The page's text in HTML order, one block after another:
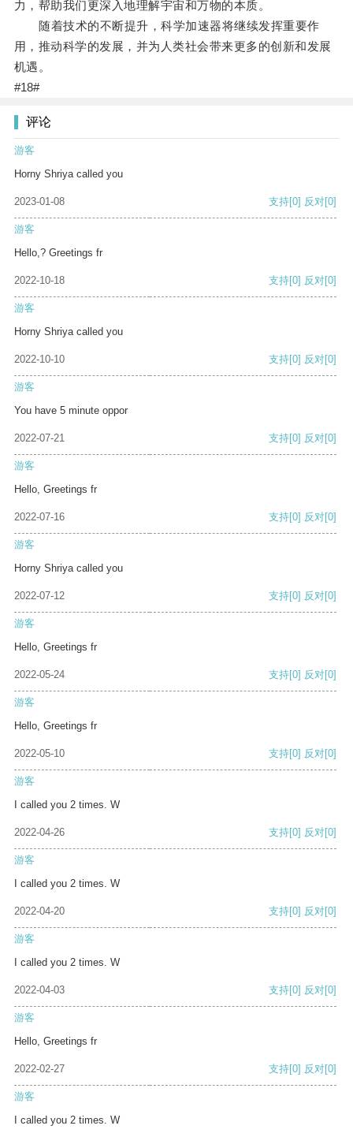
力，帮助我们更深入地理解宇宙和万物的本质。
随着技术的不断提升，科学加速器将继续发挥重要作
用，推动科学的发展，并为人类社会带来更多的创新和发展
机遇。
#18#
评论
游客
Horny Shriya called you
2023-01-08 支持[0] 反对[0]
游客
Hello,? Greetings fr
2022-10-18 支持[0] 反对[0]
游客
Horny Shriya called you
2022-10-10 支持[0] 反对[0]
游客
You have 5 minute oppor
2022-07-21 支持[0] 反对[0]
游客
Hello, Greetings fr
2022-07-16 支持[0] 反对[0]
游客
Horny Shriya called you
2022-07-12 支持[0] 反对[0]
游客
Hello, Greetings fr
2022-05-24 支持[0] 反对[0]
游客
Hello, Greetings fr
2022-05-10 支持[0] 反对[0]
游客
I called you 2 times. W
2022-04-26 支持[0] 反对[0]
游客
I called you 2 times. W
2022-04-20 支持[0] 反对[0]
游客
I called you 2 times. W
2022-04-03 支持[0] 反对[0]
游客
Hello, Greetings fr
2022-02-27 支持[0] 反对[0]
游客
I called you 2 times. W